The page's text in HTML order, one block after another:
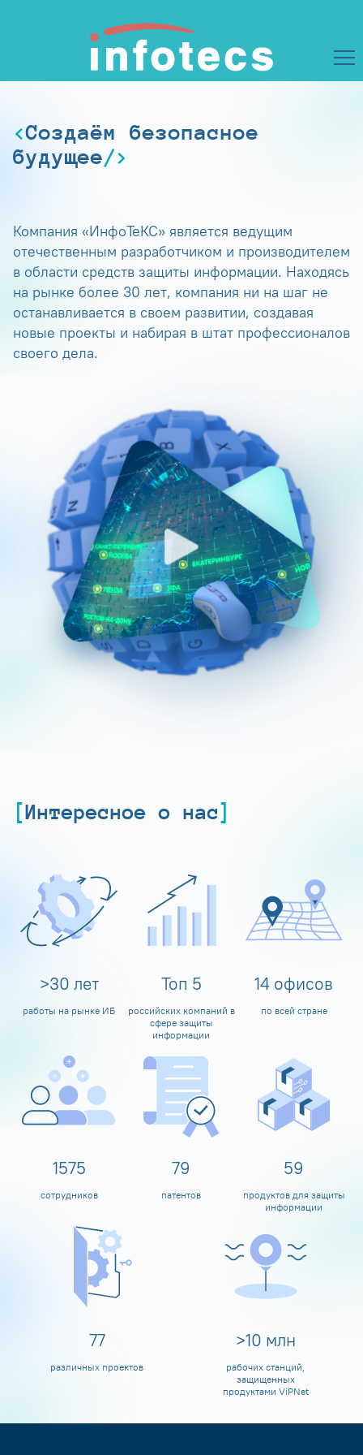
Создаём безопасное
будущее
Компания «ИнфоТеКС» является ведущим
отечественным разработчиком и производителем
в области средств защиты информации. Находясь
на рынке более 30 лет, компания ни на шаг не
останавливается в своем развитии, создавая
новые проекты и набирая в штат профессионалов
своего дела.
Интересное о нас
>30 лет
работы на рынке ИБ
Топ 5
российских компаний в
сфере защиты
информации
14 офисов
по всей стране
1600
сотрудников
80
патентов
60
продуктов для защиты
информации
80
различных проектов
>10 млн
рабочих станций,
защищенных
продуктами ViPNet